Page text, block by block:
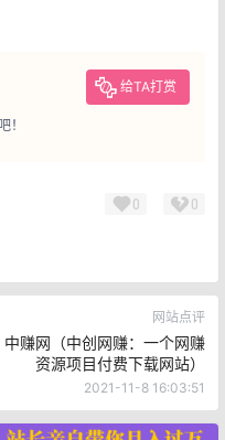
给TA打赏
！
0 0
网站点评
中赚网（中创网赚：一个网赚
资源项目付费下载网站）
2021-11-8 16:03:51